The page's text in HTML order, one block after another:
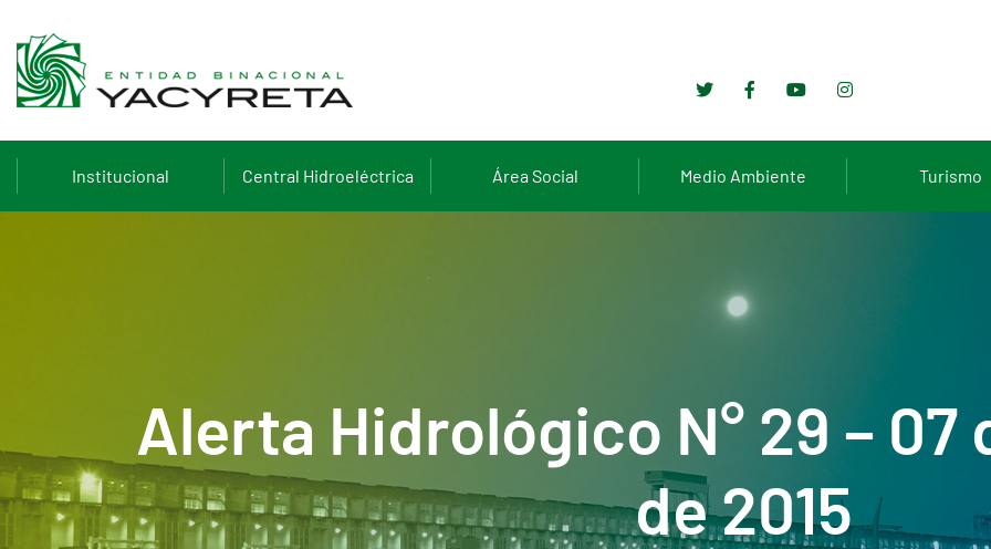
Institucional Central Hidroeléctrica Área Social Medio Ambiente Turismo
Alerta Hidrológico N° 29 –
de 2015